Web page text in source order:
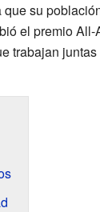
su
el premio
trabajan